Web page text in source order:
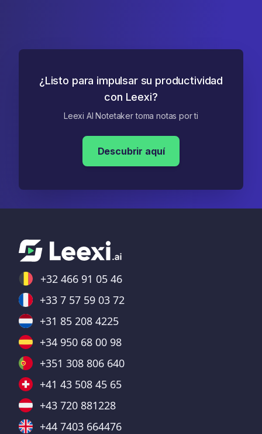
¿Listo para impulsar su productividad
con Leexi?
Leexi AI Notetaker toma notas por ti
Descubrir aquí
+32 466 91 05 46
+33 7 57 59 03 72
+31 85 208 4225
+34 950 68 00 98
+351 308 806 640
+41 43 508 45 65
+43 720 881228
+44 7403 664476